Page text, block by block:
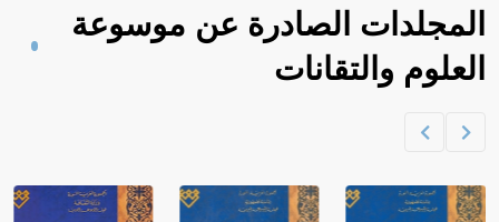
المجلدات الصادرة عن موسوعة
العلوم والتقانات